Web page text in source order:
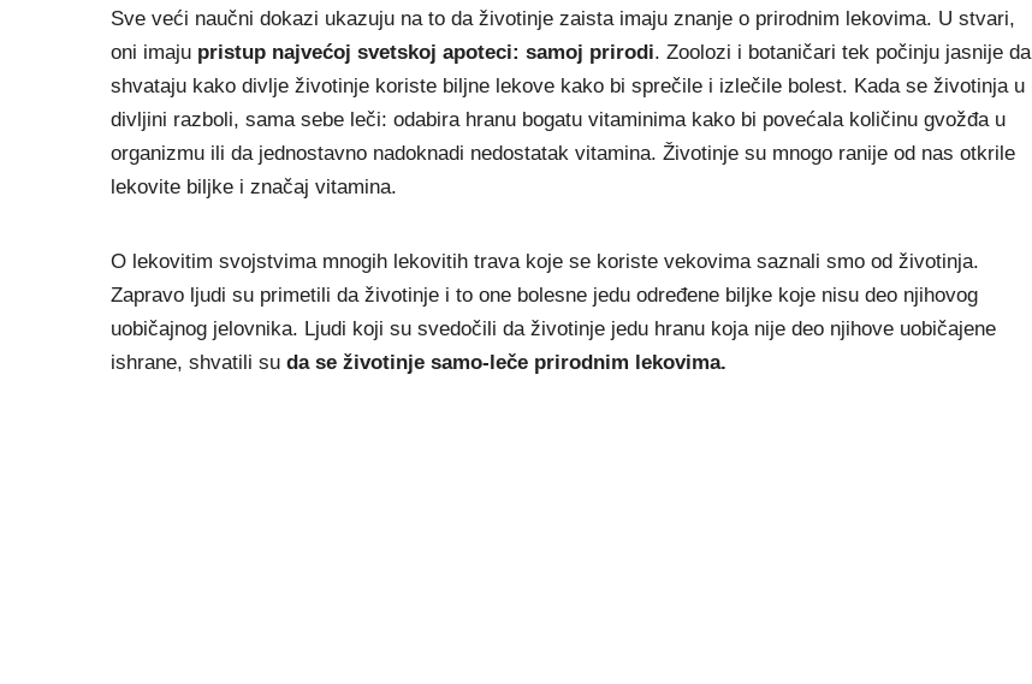
Sve veći naučni dokazi ukazuju na to da životinje zaista imaju znanje o prirodnim lekovima. U stvari,
oni imaju pristup najvećoj svetskoj apoteci: samoj prirodi. Zoolozi i botaničari tek počinju jasnije da
shvataju kako divlјe životinje koriste bilјne lekove kako bi sprečile i izlečile bolest. Kada se životinja u
divljini razboli, sama sebe leči: odabira hranu bogatu vitaminima kako bi povećala količinu gvožđa u
organizmu ili da jednostavno nadoknadi nedostatak vitamina. Životinje su mnogo ranije od nas otkrile
lekovite biljke i značaj vitamina.
O lekovitim svojstvima mnogih lekovitih trava koje se koriste vekovima saznali smo od životinja.
Zapravo ljudi su primetili da životinje i to one bolesne jedu određene biljke koje nisu deo njihovog
uobičajnog jelovnika. Ljudi koji su svedočili da životinje jedu hranu koja nije deo njihove uobičajene
ishrane, shvatili su da se životinje samo-leče prirodnim lekovima.